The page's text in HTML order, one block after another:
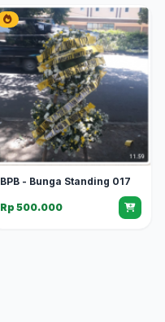
BPB - Bunga Standing 017
Rp 500.000